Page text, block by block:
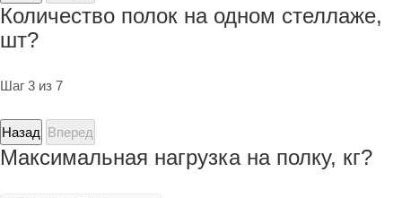
Количество полок на одном стеллаже,
шт?
Шаг 3 из 7
Назад Вперед
Максимальная нагрузка на полку, кг?